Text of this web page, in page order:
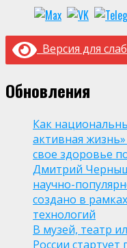
Версия для
Обновления
Как
активная
свое здоровье
Дмитрий
научно-
создано в
технологий
В музей, театр
России